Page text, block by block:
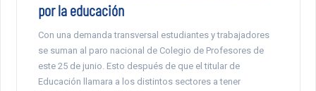
por la educación
Con una demanda transversal estudiantes y trabajadores
se suman al paro nacional de Colegio de Profesores de
este 25 de junio. Esto después de que el titular de
Educación llamara a los distintos sectores a tener